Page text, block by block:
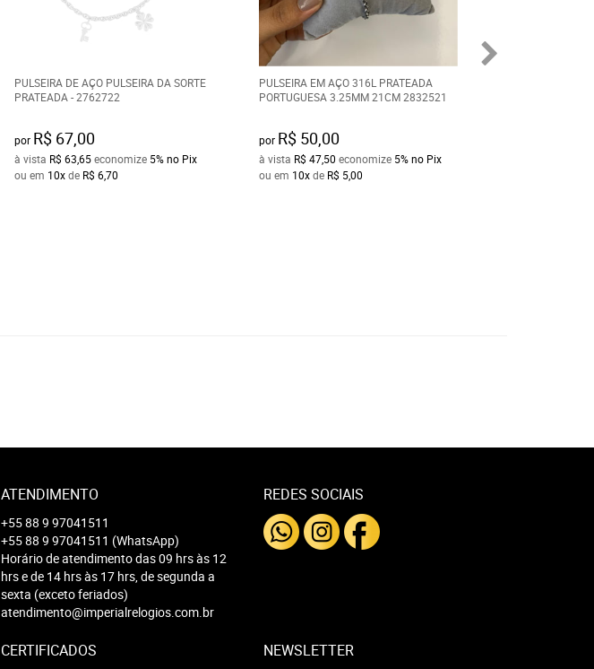
PULSEIRA DE AÇO PULSEIRA DA SORTE
PRATEADA - 2762722
por R$ 67,00
à vista R$ 63,65economize 5%no Pix
ou em 10xde R$ 6,70
PULSEIRA EM AÇO 316L PRATEADA
PORTUGUESA 3.25MM 21CM 2832521
por R$ 50,00
à vista R$ 47,50 economize 5% no Pix
ou em 10xde R$ 5,00
ATENDIMENTO
+55 88 9 97041511
+55 88 9 97041511 (WhatsApp)
Horário de atendimento das 09 hrs às 12
hrs e de 14 hrs às 17 hrs, de segunda a
sexta (exceto feriados)
atendimento@imperialrelogios.com.br
REDES SOCIAIS
CERTIFICADOS NEWSLETTER